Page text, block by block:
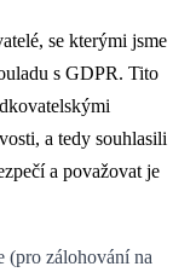
se kterými jsme
s GDPR. Tito
a tedy souhlasili
a považovat je
(pro zálohování na